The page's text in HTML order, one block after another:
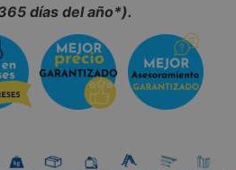
días del año*).